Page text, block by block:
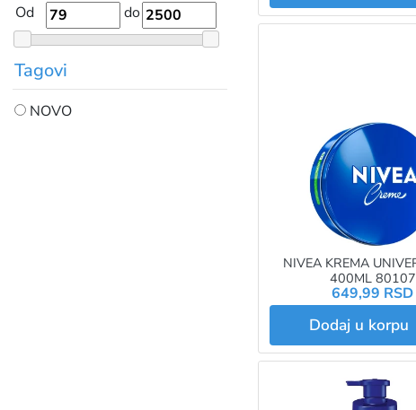
Od do
Tagovi
NOVO
NIVEA KREMA
400ML 80107
649,99 RSD
Dodaj u